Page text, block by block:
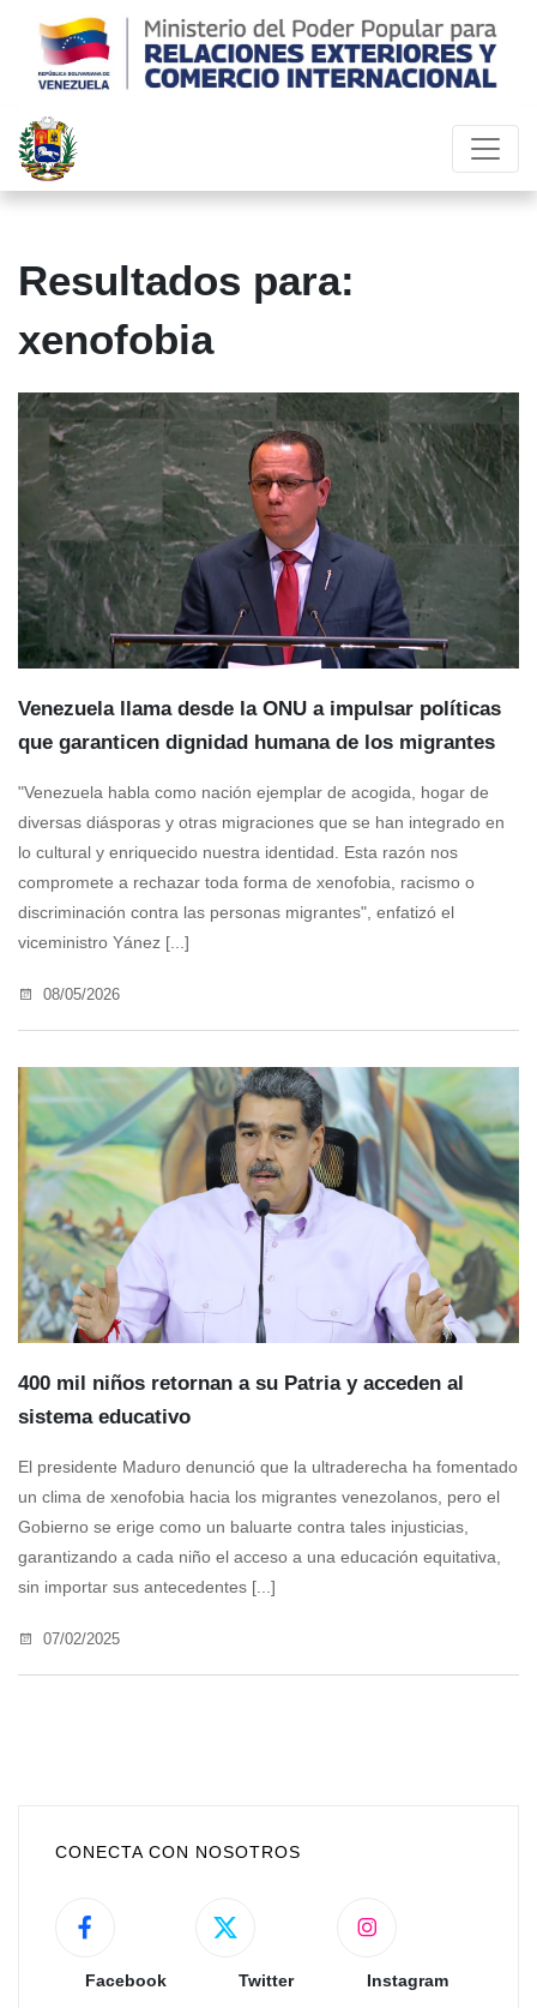
Resultados para:
xenofobia
Venezuela llama desde la ONU a impulsar políticas
que garanticen dignidad humana de los migrantes
"Venezuela habla como nación ejemplar de acogida, hogar de
diversas diásporas y otras migraciones que se han integrado en
lo cultural y enriquecido nuestra identidad. Esta razón nos
compromete a rechazar toda forma de xenofobia, racismo o
discriminación contra las personas migrantes", enfatizó el
viceministro Yánez [...]
08/05/2026
400 mil niños retornan a su Patria y acceden al
sistema educativo
El presidente Maduro denunció que la ultraderecha ha fomentado
un clima de xenofobia hacia los migrantes venezolanos, pero el
Gobierno se erige como un baluarte contra tales injusticias,
garantizando a cada niño el acceso a una educación equitativa,
sin importar sus antecedentes [...]
07/02/2025
CONECTA CON NOSOTROS
Facebook Twitter Instagram